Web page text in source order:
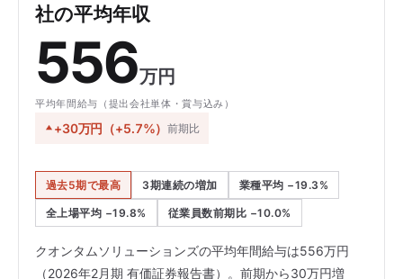
社の平均年収
556万円
平均年間給与（提出会社単体・賞与込み）
+30万円（+5.7%）前期比
過去5期で最高 3期連続の増加 業種平均 −19.3%
全上場平均 −19.8% 従業員数前期比 −10.0%
クオンタムソリューションズの平均年間給与は556万円
（2026年2月期 有価証券報告書）。前期から30万円増